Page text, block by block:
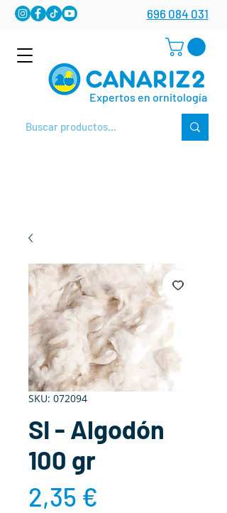
Expertos en ornitología
696 084 031
SKU: 072094
SI - Algodón
100 gr
2,35 €